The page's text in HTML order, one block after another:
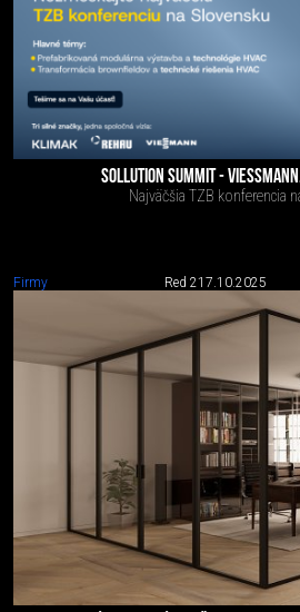
SOLLUTION SUMMIT -
Najväčšia TZB konferencia
Firmy Red 217.10.2025